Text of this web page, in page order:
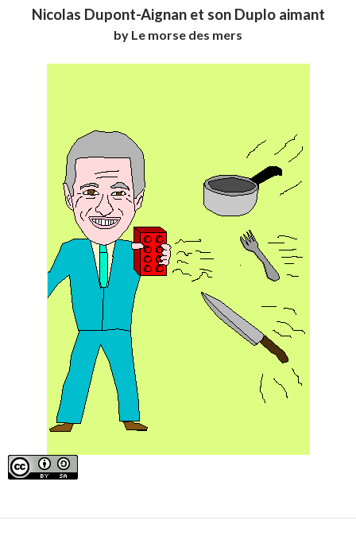
Nicolas Dupont-Aignan et son Duplo aimant
by Le morse des mers